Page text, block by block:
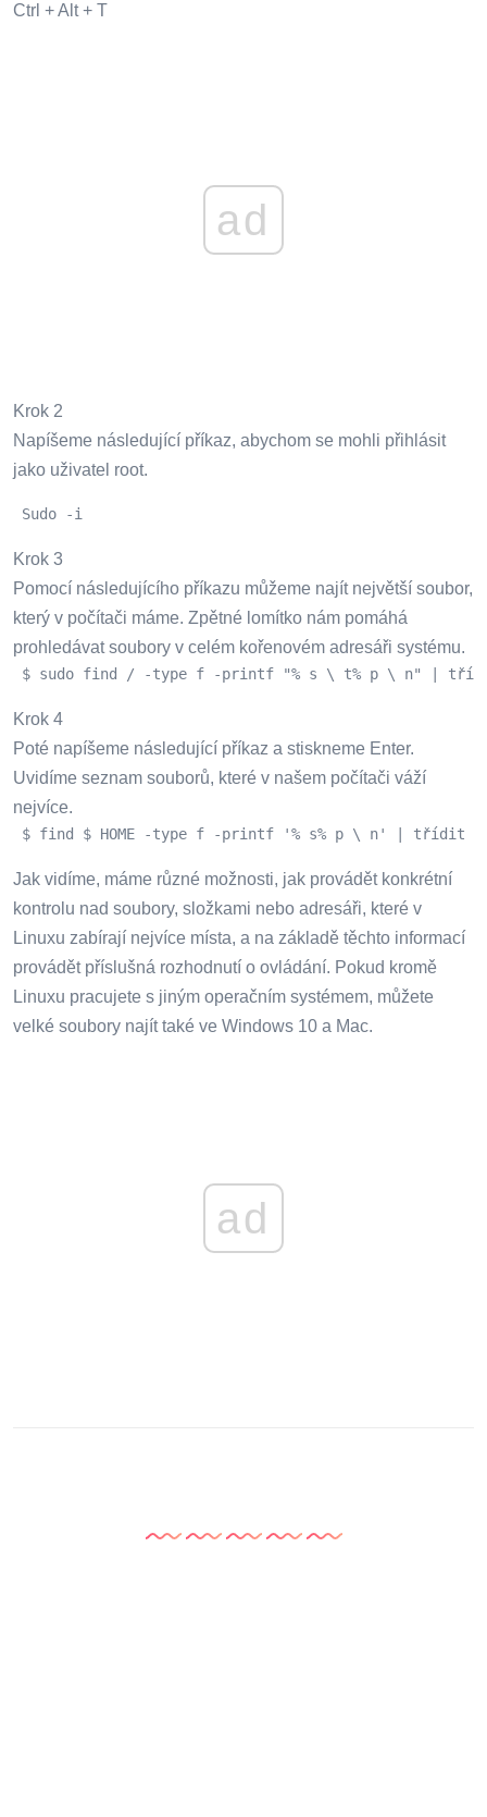
Ctrl + Alt + T
ad
Krok 2
Napíšeme následující příkaz, abychom se mohli přihlásit
jako uživatel root.
Sudo -i
Krok 3
Pomocí následujícího příkazu můžeme najít největší soubor,
který v počítači máme. Zpětné lomítko nám pomáhá
prohledávat soubory v celém kořenovém adresáři systému.
$ sudo find / -type f -printf "% s \ t% p \ n" |
Krok 4
Poté napíšeme následující příkaz a stiskneme Enter.
Uvidíme seznam souborů, které v našem počítači váží
nejvíce.
$ find $ HOME -type f -printf '% s% p \ n' | třídit
Jak vidíme, máme různé možnosti, jak provádět konkrétní
kontrolu nad soubory, složkami nebo adresáři, které v
Linuxu zabírají nejvíce místa, a na základě těchto informací
provádět příslušná rozhodnutí o ovládání. Pokud kromě
Linuxu pracujete s jiným operačním systémem, můžete
velké soubory najít také ve Windows 10 a Mac.
ad